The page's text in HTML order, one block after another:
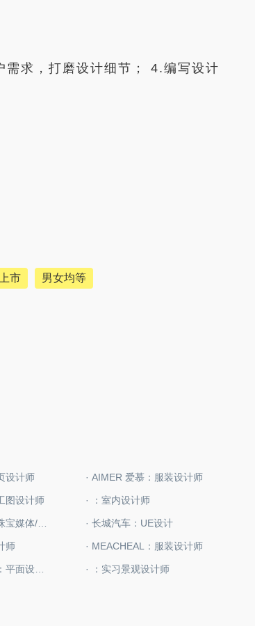
求，打磨设计细节； 4.编写设计
市 男女均等
设计师 · AIMER 爱慕：服装设计师
图设计师 · ：室内设计师
· 长城汽车：UE设计
师 · MEACHEAL：服装设计师
· ：实习景观设计师